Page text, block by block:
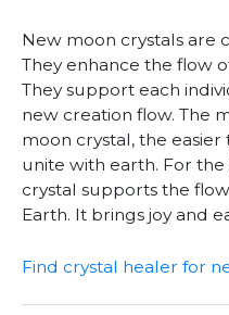
New moon crystals are
They enhance the flow
They support each
new creation flow. The
moon crystal, the
unite with earth. For
crystal supports the
Earth. It brings joy and
Find crystal healer for